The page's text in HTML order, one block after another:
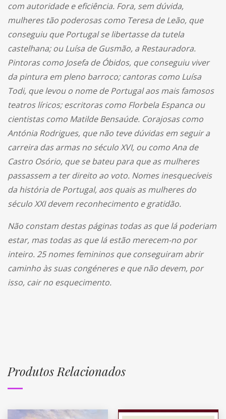
com autoridade e eficiência. Fora, sem dúvida,
mulheres tão poderosas como Teresa de Leão, que
conseguiu que Portugal se libertasse da tutela
castelhana; ou Luísa de Gusmão, a Restauradora.
Pintoras como Josefa de Óbidos, que conseguiu viver
da pintura em pleno barroco; cantoras como Luísa
Todi, que levou o nome de Portugal aos mais famosos
teatros líricos; escritoras como Florbela Espanca ou
cientistas como Matilde Bensaúde. Corajosas como
Antónia Rodrigues, que não teve dúvidas em seguir a
carreira das armas no século XVI, ou como Ana de
Castro Osório, que se bateu para que as mulheres
passassem a ter direito ao voto. Nomes inesquecíveis
da história de Portugal, aos quais as mulheres do
século XXI devem reconhecimento e gratidão.
Não constam destas páginas todas as que lá poderiam
estar, mas todas as que lá estão merecem-no por
inteiro. 25 nomes femininos que conseguiram abrir
caminho às suas congéneres e que não devem, por
isso, cair no esquecimento.
Produtos Relacionados